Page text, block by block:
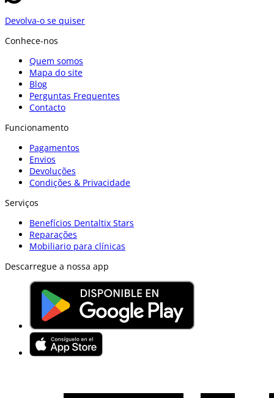
Devolva-o se quiser
Conhece-nos
Quem somos
Mapa do site
Blog
Perguntas Frequentes
Contacto
Funcionamento
Pagamentos
Envios
Devoluções
Condições & Privacidade
Serviços
Benefícios Dentaltix Stars
Reparações
Mobiliario para clínicas
Descarregue a nossa app